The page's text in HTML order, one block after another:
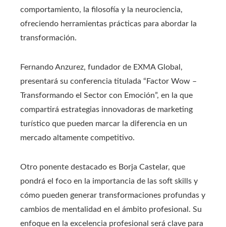
comportamiento, la filosofía y la neurociencia,
ofreciendo herramientas prácticas para abordar la
transformación.
Fernando Anzurez, fundador de EXMA Global,
presentará su conferencia titulada “Factor Wow –
Transformando el Sector con Emoción”, en la que
compartirá estrategias innovadoras de marketing
turístico que pueden marcar la diferencia en un
mercado altamente competitivo.
Otro ponente destacado es Borja Castelar, que
pondrá el foco en la importancia de las soft skills y
cómo pueden generar transformaciones profundas y
cambios de mentalidad en el ámbito profesional. Su
enfoque en la excelencia profesional será clave para